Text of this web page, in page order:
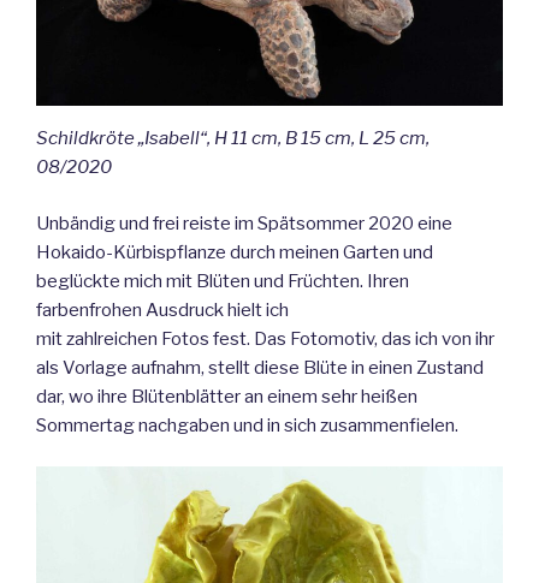
Schildkröte „Isabell“, H 11 cm, B 15 cm, L 25 cm,
08/2020
Unbändig und frei reiste im Spätsommer 2020 eine
Hokaido-Kürbispflanze durch meinen Garten und
beglückte mich mit Blüten und Früchten. Ihren
farbenfrohen Ausdruck hielt ich
mit zahlreichen Fotos fest. Das Fotomotiv, das ich von ihr
als Vorlage aufnahm, stellt diese Blüte in einen Zustand
dar, wo ihre Blütenblätter an einem sehr heißen
Sommertag nachgaben und in sich zusammenfielen.